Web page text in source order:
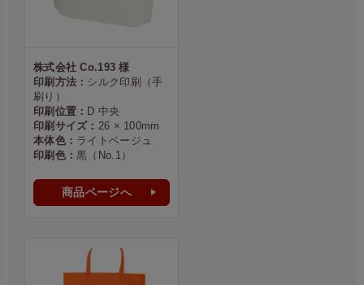
株式会社 Co.193 様
印刷方法： シルク印刷（手
刷り）
印刷位置： D 中央
印刷サイズ： 26 × 100mm
本体色： ライトベージュ
印刷色：黒（No.1）
商品ページへ